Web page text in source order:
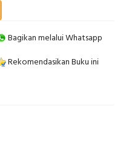
Bagikan melalui Whatsapp
Rekomendasikan Buku ini